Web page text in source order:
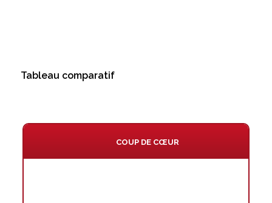
Tableau comparatif
COUP DE CŒUR